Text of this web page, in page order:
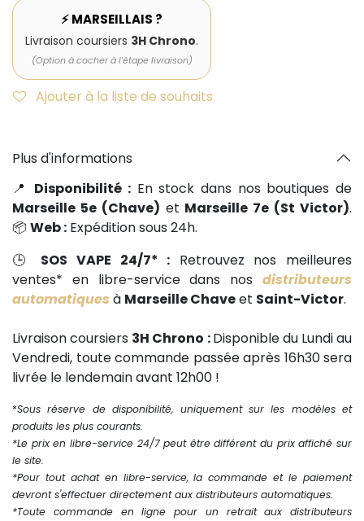
⚡ MARSEILLAIS ?
Livraison coursiers 3H Chrono.
(Option à cocher à l'étape livraison)
Ajouter à la liste de souhaits
Plus d'informations
📍 Disponibilité : En stock dans nos boutiques de
Marseille 5e (Chave) et Marseille 7e (St Victor).
📦 Web : Expédition sous 24h.
🕒 SOS VAPE 24/7* : Retrouvez nos meilleures
ventes* en libre-service dans nos distributeurs
automatiques à Marseille Chaveet Saint-Victor.
Livraison coursiers 3H Chrono :Disponible du Lundi au
Vendredi, toute commande passée après 16h30 sera
livrée le lendemain avant 12h00 !
*Sous réserve de disponibilité, uniquement sur les modèles et
produits les plus courants.
*Le prix en libre-service 24/7 peut être différent du prix affiché sur
le site.
*Pour tout achat en libre-service, la commande et le paiement
devront s'effectuer directement aux distributeurs automatiques.
*Toute commande en ligne pour un retrait aux distributeurs